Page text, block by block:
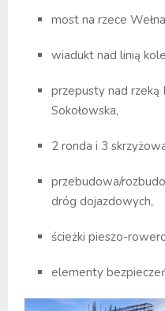
most na rzece
wiadukt nad linią
przepusty nad rzeką
Sokołowska,
2 ronda i 3
przebudowa/
dróg dojazdowych,
ścieżki pieszo-
elementy